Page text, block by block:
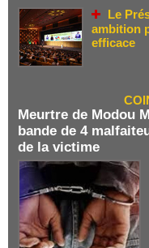
Le
ambition
efficace
Meurtre de Modou
bande de 4
de la victime